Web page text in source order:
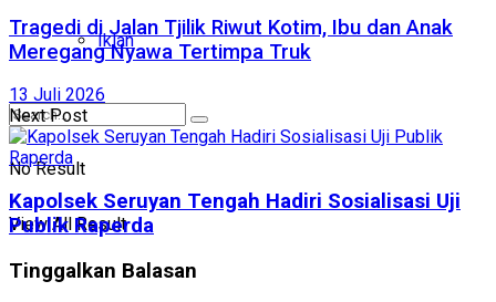
Iklan
No Result
View All Result
Tragedi di Jalan Tjilik Riwut Kotim, Ibu dan Anak
Meregang Nyawa Tertimpa Truk
13 Juli 2026
Next Post
Kapolsek Seruyan Tengah Hadiri Sosialisasi Uji
Publik Raperda
Tinggalkan Balasan